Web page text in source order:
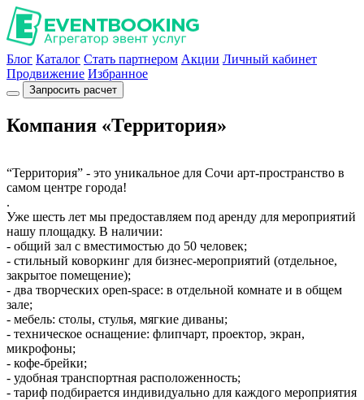
Блог Каталог Стать партнером Акции Личный кабинет
Продвижение Избранное
Запросить расчет
Компания «Территория»
“Территория” - это уникальное для Сочи арт-пространство в
самом центре города!
.
Уже шесть лет мы предоставляем под аренду для мероприятий
нашу площадку. В наличии:
- общий зал с вместимостью до 50 человек;
- стильный коворкинг для бизнес-мероприятий (отдельное,
закрытое помещение);
- два творческих open-space: в отдельной комнате и в общем
зале;
- мебель: столы, стулья, мягкие диваны;
- техническое оснащение: флипчарт, проектор, экран,
микрофоны;
- кофе-брейки;
- удобная транспортная расположенность;
- тариф подбирается индивидуально для каждого мероприятия